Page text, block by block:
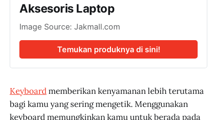
Aksesoris Laptop
Image Source: Jakmall.com
Temukan produknya di sini!
Keyboardmemberikan kenyamanan lebih terutama
bagi kamu yang sering mengetik. Menggunakan
keyboard memungkinkan kamu untuk berada pada